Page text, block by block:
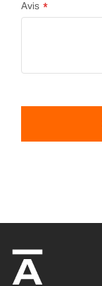
Avis